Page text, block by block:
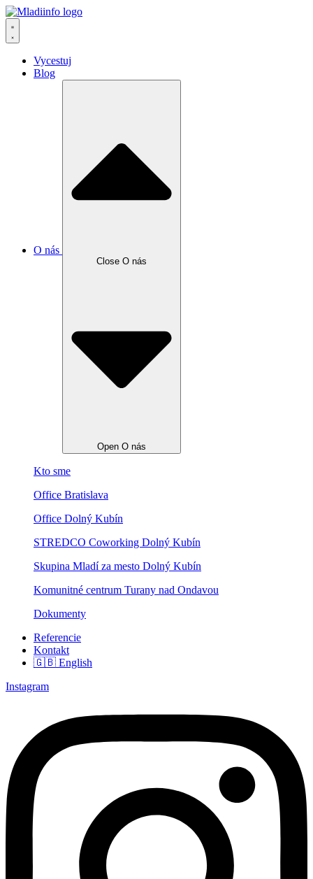
Vycestuj
Blog
O nás
Close O nás
Open O nás
Kto sme
Office Bratislava
Office Dolný Kubín
STREDCO Coworking Dolný Kubín
Skupina Mladí za mesto Dolný Kubín
Komunitné centrum Turany nad Ondavou
Dokumenty
Referencie
Kontakt
🇬🇧 English
Instagram